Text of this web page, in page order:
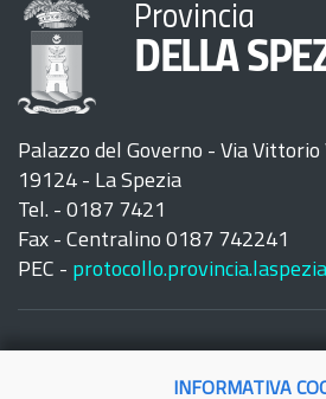
Provincia
DELLA
Palazzo del Governo - Via Vittorio
19124 - La Spezia
Tel. - 0187 7421
Fax - Centralino 0187 742241
PEC -
INFORMATIVA